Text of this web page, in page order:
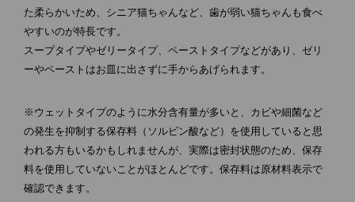
た柔らかいため、シニア猫ちゃんなど、歯が弱い猫ちゃんも食べ
やすいのが特長です。
スープタイプやゼリータイプ、ペーストタイプなどがあり、ゼリ
ーやペーストはお皿に出さずに手からあげられます。
※ウェットタイプのように水分含有量が多いと、カビや細菌など
の発生を抑制する保存料（ソルビン酸など）を使用していると思
われる方もいるかもしれませんが、実際は密封状態のため、保存
料を使用していないことがほとんどです。保存料は原材料表示で
確認できます。